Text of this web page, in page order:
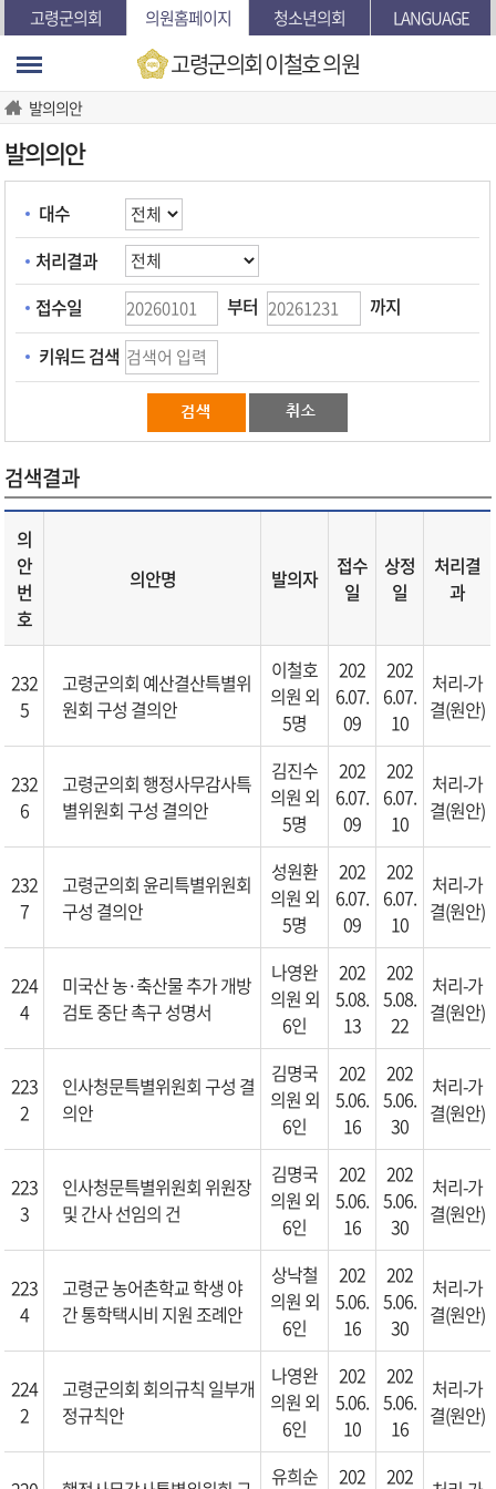
본문바로가기
고령군의회 의원홈페이지 청소년의회 LANGUAGE
고령군의회이철호 의원
발의의안
발의의안
대수
처리결과
접수일
부터
까지
키워드 검색
검색결과
의
안
번
호
의안명 발의자
접수
일
상정
일
처리결
과
232
5
고령군의회 예산결산특별위
원회 구성 결의안
이철호
의원 외
5명
202
6.07.
09
202
6.07.
10
처리-가
결(원안)
232
6
고령군의회 행정사무감사특
별위원회 구성 결의안
김진수
의원 외
5명
202
6.07.
09
202
6.07.
10
처리-가
결(원안)
232
7
고령군의회 윤리특별위원회
구성 결의안
성원환
의원 외
5명
202
6.07.
09
202
6.07.
10
처리-가
결(원안)
224
4
미국산 농·축산물 추가 개방
검토 중단 촉구 성명서
나영완
의원 외
6인
202
5.08.
13
202
5.08.
22
처리-가
결(원안)
223
2
인사청문특별위원회 구성 결
의안
김명국
의원 외
6인
202
5.06.
16
202
5.06.
30
처리-가
결(원안)
223
3
인사청문특별위원회 위원장
및 간사 선임의 건
김명국
의원 외
6인
202
5.06.
16
202
5.06.
30
처리-가
결(원안)
223
4
고령군 농어촌학교 학생 야
간 통학택시비 지원 조례안
상낙철
의원 외
6인
202
5.06.
16
202
5.06.
30
처리-가
결(원안)
224
2
고령군의회 회의규칙 일부개
정규칙안
나영완
의원 외
6인
202
5.06.
10
202
5.06.
16
처리-가
결(원안)
유희순 202 202